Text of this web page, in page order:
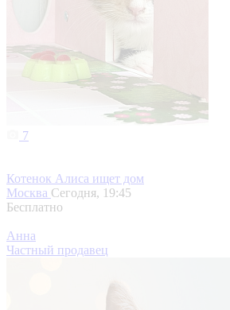
7
Котенок Алиса ищет дом
Москва Сегодня, 19:45
Бесплатно
Анна
Частный продавец